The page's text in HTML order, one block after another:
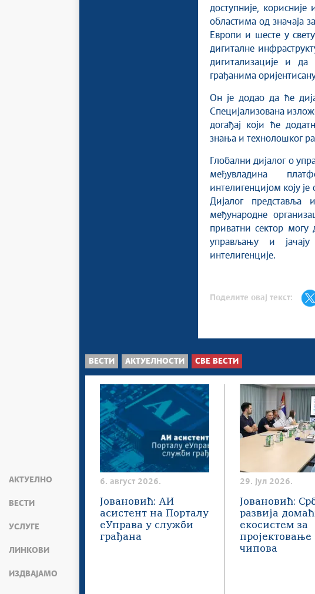
АКТУЕЛНО
ВЕСТИ
УСЛУГЕ
ЛИНКОВИ
ИЗДВАЈАМО
доступније,
областима од значаја
Европи и шесте у
дигиталне
дигитализације и
грађанима
Он је додао да ће
Специјализована
догађај који ће
знања и технолошког
Глобални дијалог о
међувладина
интелигенцијом коју
Дијалог представља
међународне
приватни сектор могу
управљању и
интелигенције.
Поделите овај текст:
ВЕСТИ АКТУЕЛНОСТИ СВЕ ВЕСТИ
6. август 2026.
Јовановић: АИ
асистент на Порталу
еУправа у служби
грађана
29. јул 2026.
Јовановић:
развија
екосистем за
пројектовање
чипова